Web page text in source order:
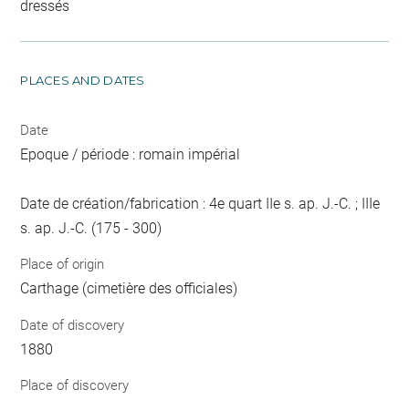
dressés
PLACES AND DATES
Date
Epoque / période : romain impérial
Date de création/fabrication : 4e quart IIe s. ap. J.-C. ; IIIe
s. ap. J.-C. (175 - 300)
Place of origin
Carthage (cimetière des officiales)
Date of discovery
1880
Place of discovery